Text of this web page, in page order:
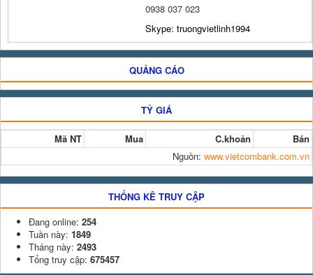
0938 037 023
Skype: truongvietlinh1994
QUẢNG CÁO
TỶ GIÁ
Mã NT Mua C.khoản
Bán
Nguồn: www.vietcombank.com.vn
THỐNG KÊ TRUY CẬP
Đang online: 254
Tuần này: 1849
Tháng này: 2493
Tổng truy cập: 675457